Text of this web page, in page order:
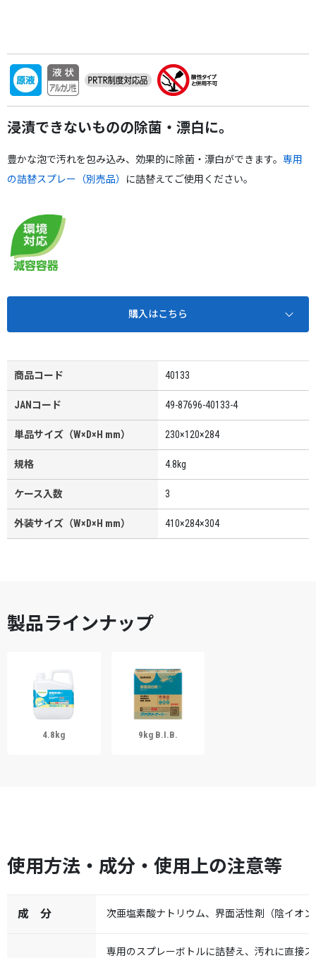
浸漬できないものの除菌・漂白に。
豊かな泡で汚れを包み込み、効果的に除菌・漂白ができます。 専用
の詰替スプレー（別売品）
に詰替えてご使用ください。
購入はこちら
商品コード 40133
JANコード 49-87696-40133-4
単品サイズ（W×D×H mm） 230×120×284
規格 4.8kg
ケース入数 3
外装サイズ（W×D×H mm） 410×284×304
製品ラインナップ
4.8kg 9kg B.I.B.
使用方法・成分・使用上の注意等
成 分 次亜塩素酸ナトリウム、界面活性剤（陰イオ
専用のスプレーボトルに詰替え、汚れに直接